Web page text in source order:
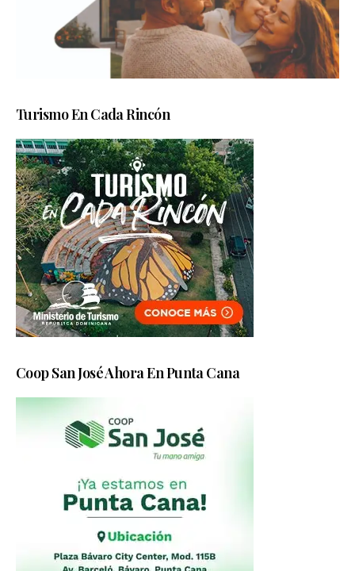
Turismo En Cada Rincón
Coop San José Ahora En Punta Cana